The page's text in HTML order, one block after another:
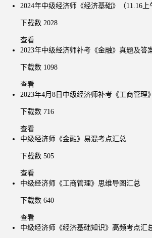
2024年中级经济师《经济基础》（11.16
下载数 2028
查看
2023年中级经济师补考《金融》真题及答
下载数 1098
查看
2023年4月8日中级经济师补考《工商管理
下载数 716
查看
中级经济师《金融》易混考点汇总
下载数 505
查看
中级经济师《工商管理》思维导图汇总
下载数 640
查看
中级经济师《经济基础知识》高频考点汇